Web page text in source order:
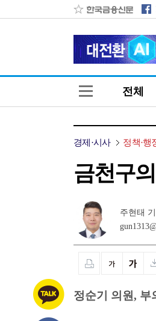
전체
경제·시사 정책·행
금천구
주현태
정순기 의원, 부